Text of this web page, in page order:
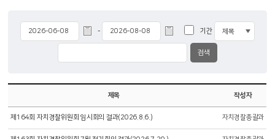
- 기간
제목 작성자
제164회 자치경찰위원회 임시회의 결과(2026.8.6.) 자치경찰총괄과